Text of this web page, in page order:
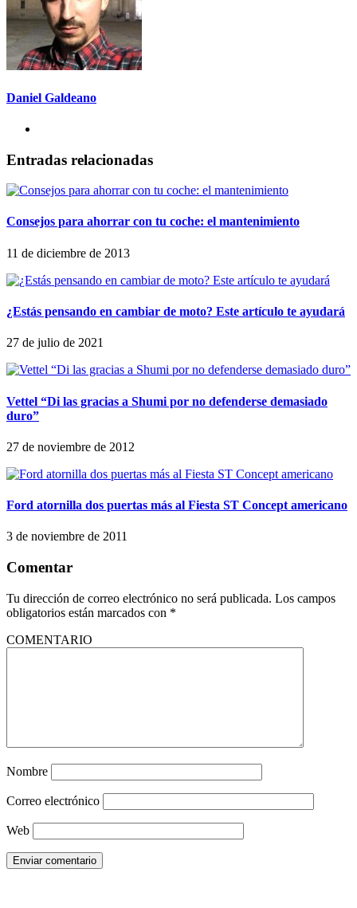
Daniel Galdeano
Entradas relacionadas
Consejos para ahorrar con tu coche: el mantenimiento
11 de diciembre de 2013
¿Estás pensando en cambiar de moto? Este artículo te ayudará
27 de julio de 2021
Vettel “Di las gracias a Shumi por no defenderse demasiado
duro”
27 de noviembre de 2012
Ford atornilla dos puertas más al Fiesta ST Concept americano
3 de noviembre de 2011
Comentar
Tu dirección de correo electrónico no será publicada. Los campos
obligatorios están marcados con *
COMENTARIO
Nombre
Correo electrónico
Web